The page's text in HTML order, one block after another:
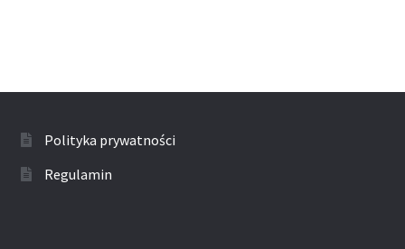
Polityka prywatności
Regulamin